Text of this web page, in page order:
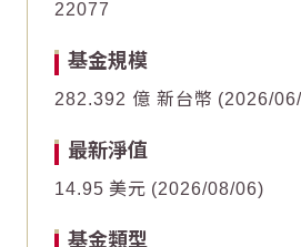
Line chart with 61 data points.
The chart has 1 Y axis
Line chart with 61 data points.
The chart has 1 Y axis
22077
基金規模
282.392 億 新台幣 2026/
最新淨值
14.95 美元 2026/08/06
基金類型